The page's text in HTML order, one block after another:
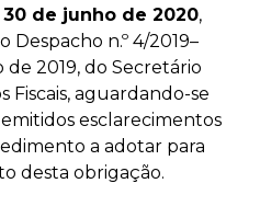
30 de junho de 2020,
n.º 4/2019–
2019, do Secretário
Fiscais, aguardando-se
esclarecimentos
a adotar para
desta obrigação.